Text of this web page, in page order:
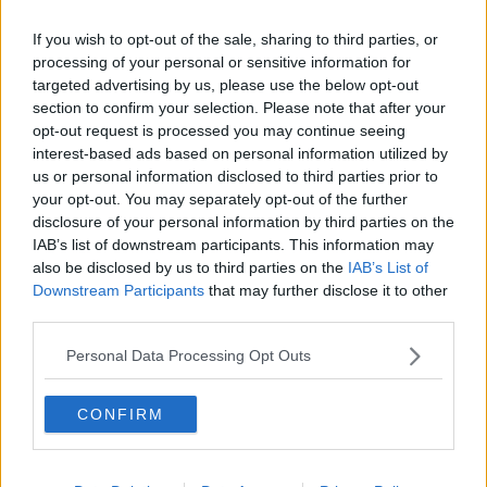
If you wish to opt-out of the sale, sharing to third parties, or
processing of your personal or sensitive information for
targeted advertising by us, please use the below opt-out
section to confirm your selection. Please note that after your
opt-out request is processed you may continue seeing
interest-based ads based on personal information utilized by
us or personal information disclosed to third parties prior to
your opt-out. You may separately opt-out of the further
disclosure of your personal information by third parties on the
IAB’s list of downstream participants. This information may
also be disclosed by us to third parties on the IAB’s List of
Downstream Participants that may further disclose it to other
Personal Data Processing Opt Outs
CONFIRM
​Il lato positivo delle cose
​Storie antiche di tempi moderni
​Quello che alle mamme non dicono
Adultescenza
Homo imbecillis
​4 anni di Blog
Quando il silenzio è aggressivo
​Il passato, questo conosciuto!
​Clima ballerino e sbalzi d’umore
La maternità
​L’uomo o l’orso?
Non hanno un amico a teatro​
​Cose che ci esauriscono
​Vespa che passione!
​Lasciate ai vostri figli il diritto di piangere
​Parole d’amore regalate al vento
​Essere genitori di un adolescente
​Saper pazientare
​Venerdì emozionalmente sostenibile